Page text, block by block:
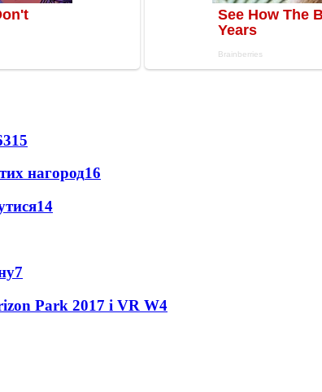
315
нагород16
14
7
Park 2017 і VR W4